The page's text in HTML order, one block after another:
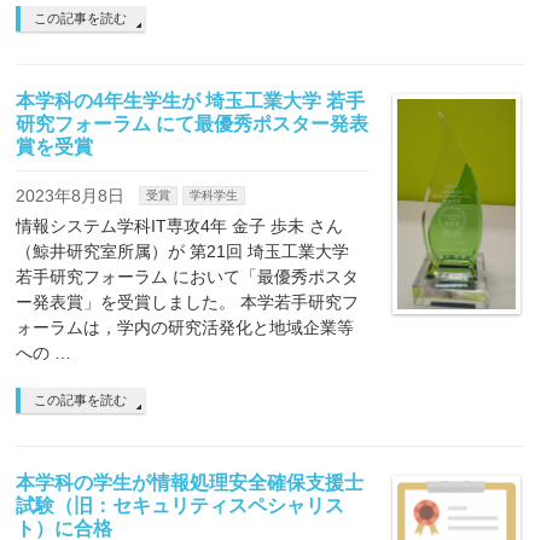
この記事を読む
本学科の4年生学生が 埼玉工業大学 若手
研究フォーラム にて最優秀ポスター発表
賞を受賞
2023年8月8日 受賞 学科学生
情報システム学科IT専攻4年 金子 歩未 さん
（鯨井研究室所属）が 第21回 埼玉工業大学
若手研究フォーラム において「最優秀ポスタ
ー発表賞」を受賞しました。 本学若手研究フ
ォーラムは，学内の研究活発化と地域企業等
への …
この記事を読む
本学科の学生が情報処理安全確保支援士
試験（旧：セキュリティスペシャリス
ト）に合格